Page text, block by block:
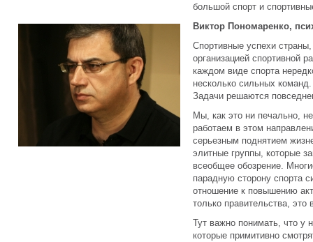
большой спорт и
Виктор Пономаренко,
Спортивные успехи
организацией спортивной
каждом виде спорта
несколько сильных
Задачи решаются
Мы, как это ни печально,
работаем в этом
серьезным поднятием
элитные группы, которые
всеобщее обозрение.
парадную сторону спорта
отношение к повышению
только правительства, это
Тут важно понимать, что у
которые примитивно